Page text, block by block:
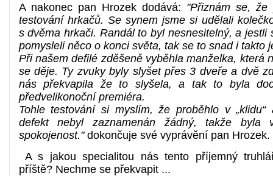
A nakonec pan Hrozek dodává: "Přiznám se, že
testování hrkačů. Se synem jsme si udělali
s dvěma hrkači. Randál to byl nesnesitelný, a jestli
pomysleli něco o konci světa, tak se to snad i takto
Při našem defilé zděšeně vyběhla manželka, která
se děje. Ty zvuky byly slyšet přes 3 dveře a dvě
nás překvapila že to slyšela, a tak to byla
předvelikonoční premiéra.
Tohle testování si myslím, že proběhlo v „klidu“
defekt nebyl zaznamenán žádný, takže byla
spokojenost."dokončuje své vyprávění pan Hrozek.
A s jakou specialitou nás tento příjemný
příště? Nechme se překvapit ...